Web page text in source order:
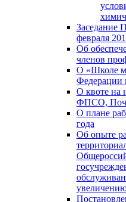
Заседание
февраля
Об
членов
О «Школе
Федерации
О квоте на
ФПСО,
О плане
года
Об опыте